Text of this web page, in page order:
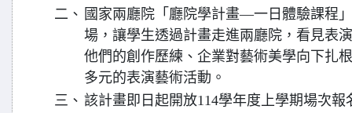
二、 國家兩廳院「廳院學計畫—一日體驗課程
場，讓學生透過計畫走進兩廳院，看見表
他們的創作歷練、企業對藝術美學向下扎
多元的表演藝術活動。
三、 該計畫即日起開放114學年度上學期場次